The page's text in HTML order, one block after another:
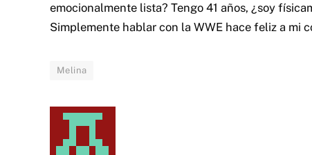
emocionalmente lista? Tengo 41 años, ¿soy
Simplemente hablar con la WWE hace feliz a mi
Melina